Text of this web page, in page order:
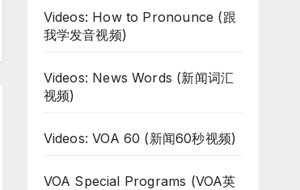
Videos: How to Pronounce (跟
我学发音视频)
Videos: News Words (新闻词汇
视频)
Videos: VOA 60 (新闻60秒视频)
VOA Special Programs (VOA英